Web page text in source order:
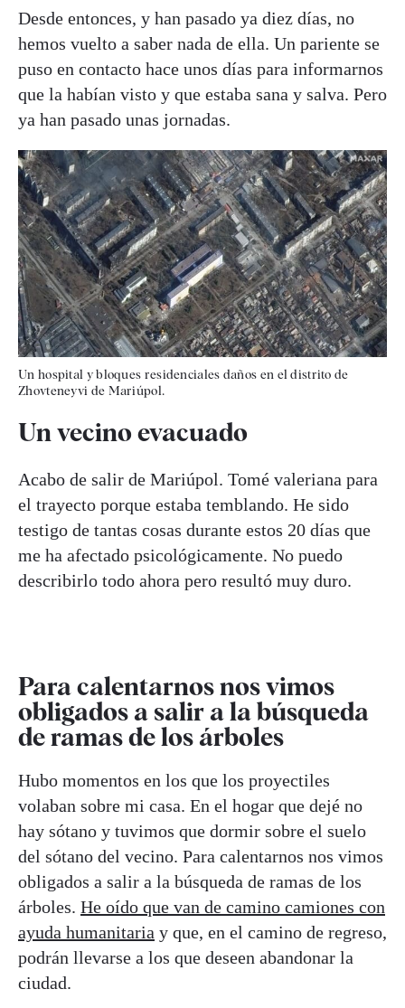
Desde entonces, y han pasado ya diez días, no
hemos vuelto a saber nada de ella. Un pariente se
puso en contacto hace unos días para informarnos
que la habían visto y que estaba sana y salva. Pero
ya han pasado unas jornadas.
Un hospital y bloques residenciales daños en el distrito de
Zhovteneyvi de Mariúpol.
Un vecino evacuado
Acabo de salir de Mariúpol. Tomé valeriana para
el trayecto porque estaba temblando. He sido
testigo de tantas cosas durante estos 20 días que
me ha afectado psicológicamente. No puedo
describirlo todo ahora pero resultó muy duro.
Para calentarnos nos vimos
obligados a salir a la búsqueda
de ramas de los árboles
Hubo momentos en los que los proyectiles
volaban sobre mi casa. En el hogar que dejé no
hay sótano y tuvimos que dormir sobre el suelo
del sótano del vecino. Para calentarnos nos vimos
obligados a salir a la búsqueda de ramas de los
árboles. He oído que van de camino camiones con
ayuda humanitaria y que, en el camino de regreso,
podrán llevarse a los que deseen abandonar la
ciudad.